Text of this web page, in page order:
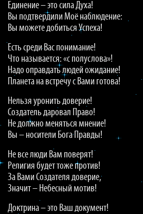
Единение – это сила Духа!
Вы подтвердили Моё наблюдение:
Вы можете добиться Успеха!
Есть среди Вас понимание!
Что называется: «с полуслова»!
Надо оправдать людей ожидание!
Планета на встречу с Вами готова!
Нельзя уронить доверие!
Создатель даровал Право!
Не должно меняться мнение!
Вы – носители Бога Правды!
Не все люди Вам поверят!
Религия будет тоже против!
За Вами Создателя доверие,
Значит – Небесный мотив!
Доктрина – это Ваш документ!